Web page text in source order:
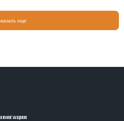
еще